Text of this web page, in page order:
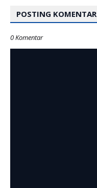
POSTING KOMENTAR
0 Komentar